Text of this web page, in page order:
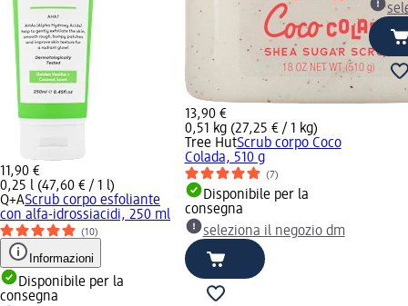
11,90 €
0,25 l (47,60 € / 1 l)
Q+AScrub corpo esfoliante
con alfa-idrossiacidi, 250 ml
(10)
Informazioni
Disponibile per la
consegna
13,90 €
0,51 kg (27,25 € / 1 kg)
Tree HutScrub corpo Coco
Colada, 510 g
(7)
Disponibile per la
consegna
seleziona il negozio dm